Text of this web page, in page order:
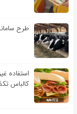
طرح
استفاده
کالباس